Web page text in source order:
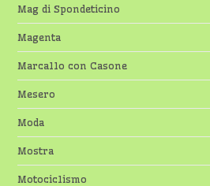
Mag di Spondeticino
Magenta
Marcallo con Casone
Mesero
Moda
Mostra
Motociclismo